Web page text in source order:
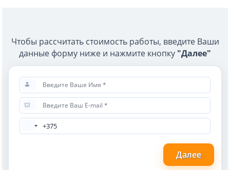
Чтобы рассчитать стоимость работы, введите Ваши
данные форму ниже и нажмите кнопку "Далее"
Далее